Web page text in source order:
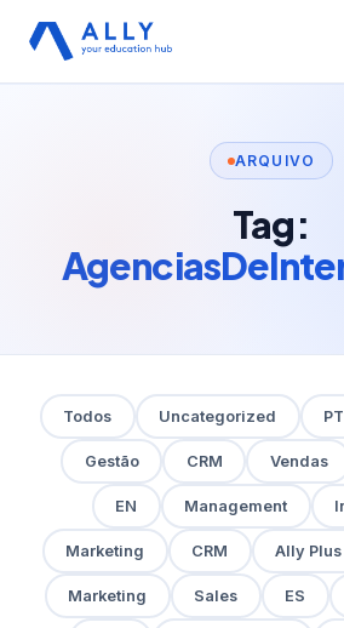
ARQUIVO
Tag:
Todos Uncategorized PT
Gestão CRM Vendas
EN Management
Marketing CRM Ally Plus
Marketing Sales ES